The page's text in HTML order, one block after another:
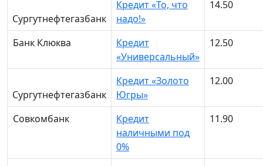
Сургутнефтегазбанк
Кредит «То, что
надо!»
14.50
Банк Клюква
Кредит
«Универсальный»
12.50
Сургутнефтегазбанк
Кредит «Золото
Югры»
12.00
Совкомбанк
Кредит
наличными под
0%
11.90